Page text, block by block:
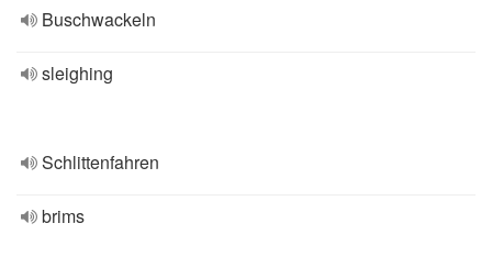
Buschwackeln
sleighing
Schlittenfahren
brims